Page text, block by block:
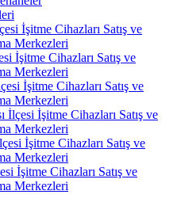
İşitme Cihazları Satış ve
Merkezleri
İşitme Cihazları Satış ve
Merkezleri
İşitme Cihazları Satış ve
Merkezleri
İlçesi İşitme Cihazları Satış ve
Merkezleri
İşitme Cihazları Satış ve
Merkezleri
İşitme Cihazları Satış ve
Merkezleri